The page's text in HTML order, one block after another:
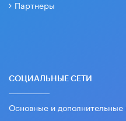
Партнеры
СОЦИАЛЬНЫЕ СЕТИ
Основные и